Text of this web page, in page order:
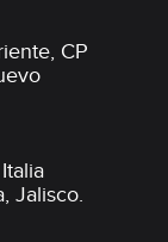
CP
Jalisco.